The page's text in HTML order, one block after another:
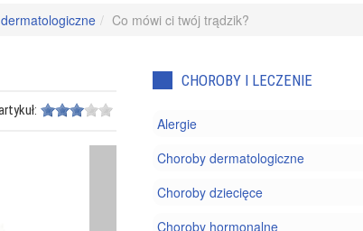
Co mówi ci twój trądzik?
CHOROBY I LECZENIE
Alergie
Choroby dermatologiczne
Choroby dziecięce
Choroby hormonalne